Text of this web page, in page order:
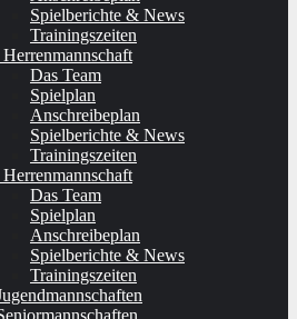
Spielberichte & News
Trainingszeiten
Das Team
Spielplan
Anschreibeplan
Spielberichte & News
Trainingszeiten
Das Team
Spielplan
Anschreibeplan
Spielberichte & News
Trainingszeiten